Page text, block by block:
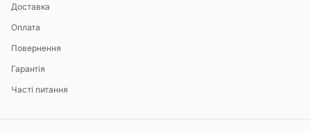
Доставка
Оплата
Повернення
Гарантія
Часті питання